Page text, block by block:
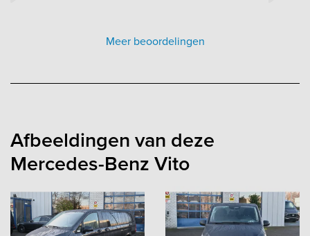
Meer beoordelingen
Afbeeldingen van deze
Mercedes-Benz Vito